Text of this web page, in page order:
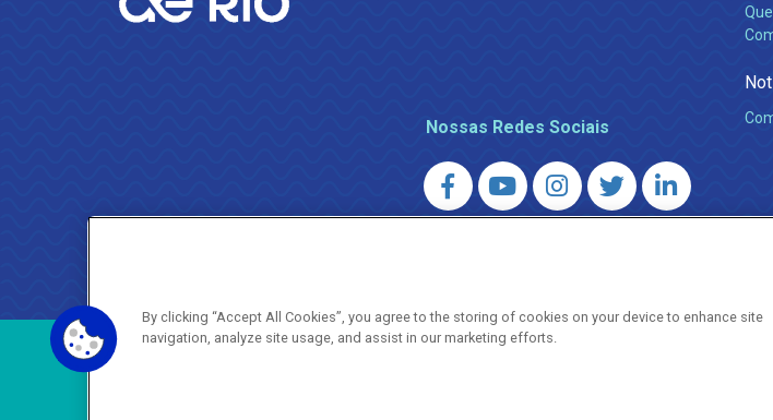
Nossas Redes Sociais
AGENERSA – Agência Reguladora de Energia e
Copyright ® 2026
By clicking “Accept All Cookies”, you agree to the storing of cookies on your device to enhance site
navigation, analyze site usage, and assist in our marketing efforts.